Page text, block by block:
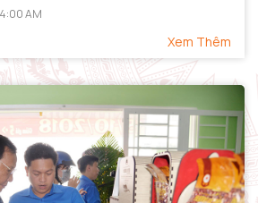
AM
Xem Thêm